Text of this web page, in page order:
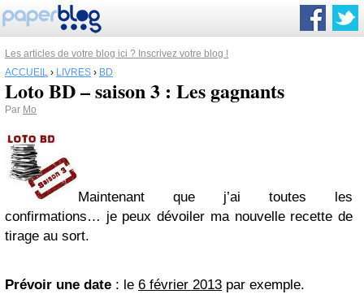
Les articles de votre blog ici ? Inscrivez votre blog !
ACCUEIL › LIVRES › BD
Loto BD – saison 3 : Les gagnants
Par Mo
Maintenant que j’ai toutes les
confirmations… je peux dévoiler ma nouvelle recette de
tirage au sort.
Prévoir une date : le 6 février 2013 par exemple.